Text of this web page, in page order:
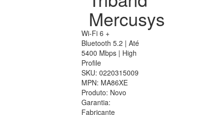
Mercusys
Wi-Fi 6 +
Bluetooth 5.2 | Até
5400 Mbps | High
Profile
SKU: 0220315009
MPN: MA86XE
Produto: Novo
Garantia:
Fabricante